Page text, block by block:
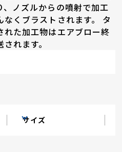
ノズルからの噴射で加工
くブラストされます。 タ
た加工物はエアブロー終
れます。
サイズ